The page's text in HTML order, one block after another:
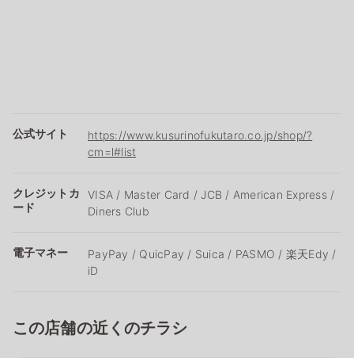
公式サイト
https://www.kusurinofukutaro.co.jp/shop/?
cm=l#list
クレジットカ
ード
VISA / Master Card / JCB / American Express /
Diners Club
電子マネー
PayPay / QuicPay / Suica / PASMO / 楽天Edy /
iD
この店舗の近くのチラシ